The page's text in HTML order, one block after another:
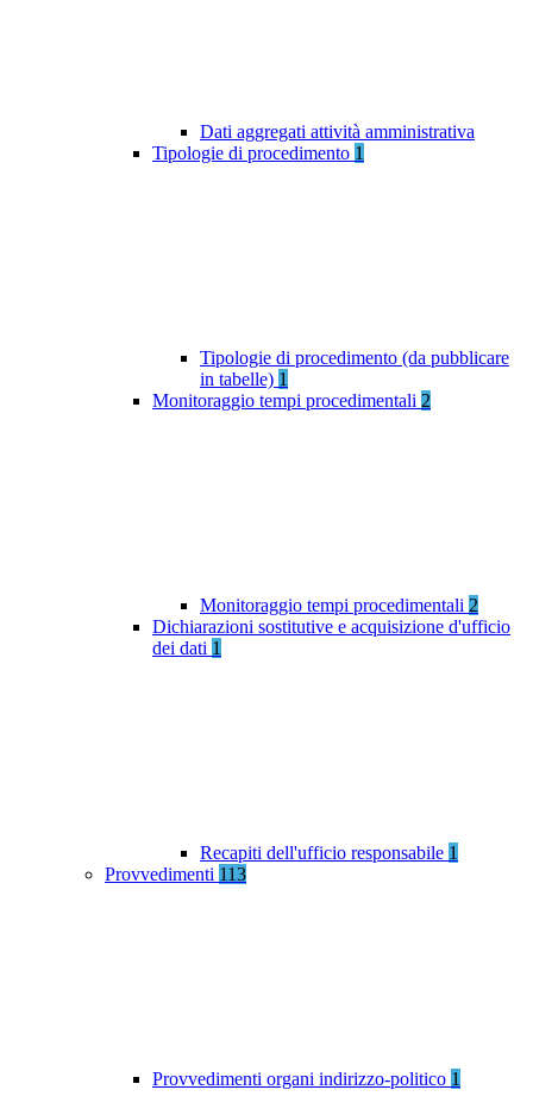
Dati aggregati attività amministrativa
Tipologie di procedimento 1
Tipologie di procedimento (da pubblicare
in tabelle) 1
Monitoraggio tempi procedimentali 2
Monitoraggio tempi procedimentali 2
Dichiarazioni sostitutive e acquisizione d'ufficio
dei dati 1
Recapiti dell'ufficio responsabile 1
Provvedimenti 113
Provvedimenti organi indirizzo-politico 1